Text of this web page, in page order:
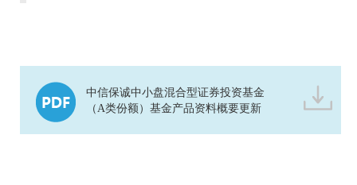
中信保诚中小盘混合型证券投资基金
（A类份额）基金产品资料概要更新